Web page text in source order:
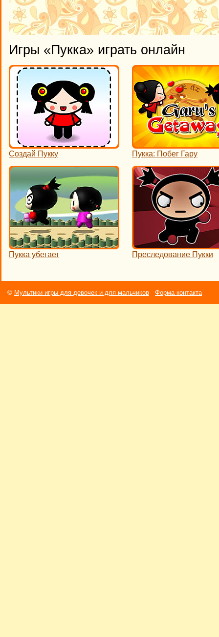
Игры «Пукка» играть онлайн
Создай Пукку Пукка: Побег Гару
Пукка убегает Преследование Пукки
© Мультики игры для девочек и для мальчиков Форма контакта